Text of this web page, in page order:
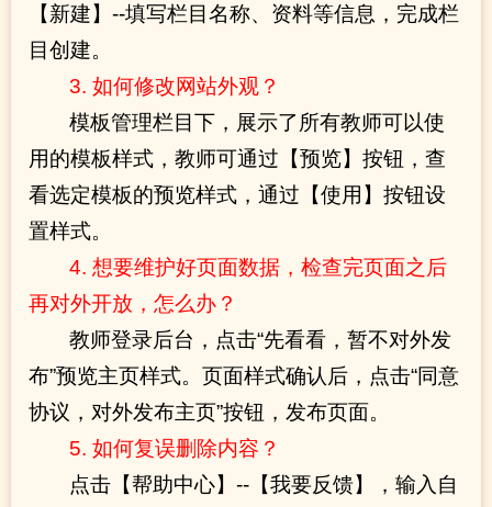
【新建】--填写栏目名称、资料等信息，完成栏
目创建。
3. 如何修改网站外观？
模板管理栏目下，展示了所有教师可以使
用的模板样式，教师可通过【预览】按钮，查
看选定模板的预览样式，通过【使用】按钮设
置样式。
4. 想要维护好页面数据，检查完页面之后
再对外开放，怎么办？
教师登录后台，点击“先看看，暂不对外发
布”预览主页样式。页面样式确认后，点击“同意
协议，对外发布主页”按钮，发布页面。
5. 如何复误删除内容？
点击【帮助中心】--【我要反馈】，输入自